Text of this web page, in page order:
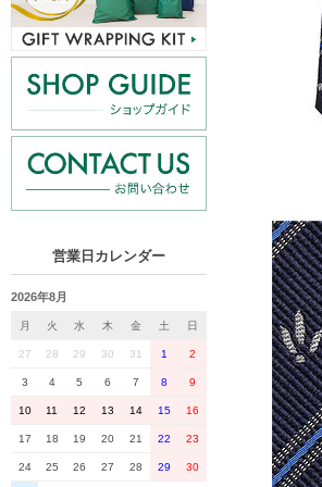
営業日カレンダー
2026年8月
月 火 水 木 金 土 日
27 28 29 30 31 1 2
3 4 5 6 7 8 9
10 11 12 13 14 15 16
17 18 19 20 21 22 23
24 25 26 27 28 29 30